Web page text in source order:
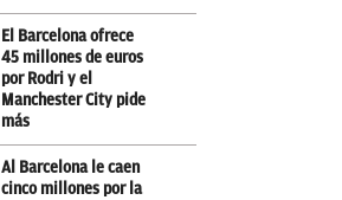
El Barcelona ofrece
45 millones de euros
por Rodri y el
Manchester City pide
más
Al Barcelona le caen
cinco millones por la